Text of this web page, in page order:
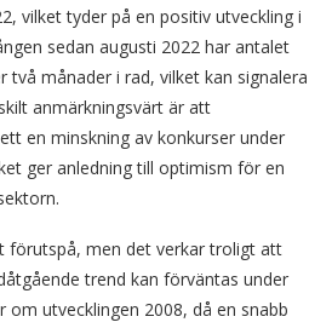
vilket tyder på en positiv utveckling i
sedan augusti 2022 har antalet
två månader i rad, vilket kan signalera
anmärkningsvärt är att
en minskning av konkurser under
ger anledning till optimism för en
förutspå, men det verkar troligt att
trend kan förväntas under
om utvecklingen 2008, då en snabb